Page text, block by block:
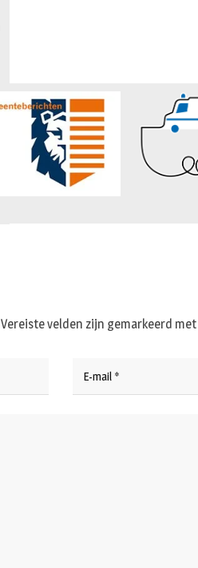
Vereiste velden zijn gemarkeerd met